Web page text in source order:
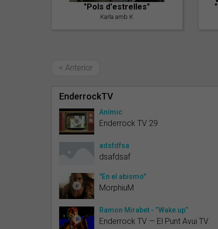
"Pols d'estrelles"
Karla amb K
< Anterior
EnderrockTV
Anímic
Enderrock TV 29
adsfdfsa
dsafdsaf
"En el abismo"
MorphiuM
Ramon Mirabet - “Wake up”
Enderrock TV — El Punt Avui TV